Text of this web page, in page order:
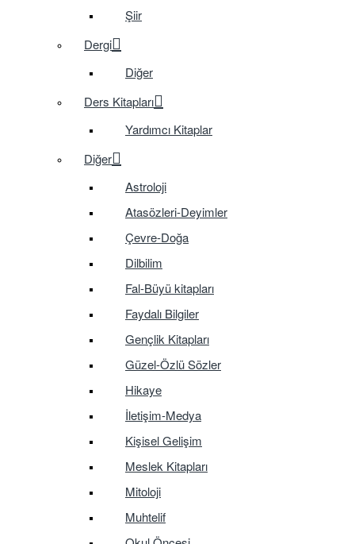
Şiir
Dergi
Diğer
Ders Kitapları
Yardımcı Kitaplar
Diğer
Astroloji
Atasözleri-Deyimler
Çevre-Doğa
Dilbilim
Fal-Büyü kitapları
Faydalı Bilgiler
Gençlik Kitapları
Güzel-Özlü Sözler
Hikaye
İletişim-Medya
Kişisel Gelişim
Meslek Kitapları
Mitoloji
Muhtelif